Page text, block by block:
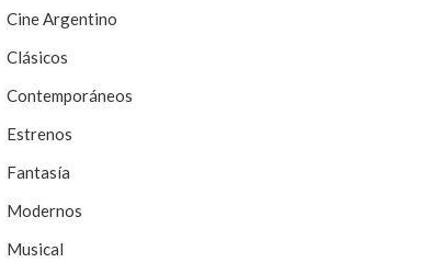
Cine Argentino
Clásicos
Contemporáneos
Estrenos
Fantasía
Modernos
Musical